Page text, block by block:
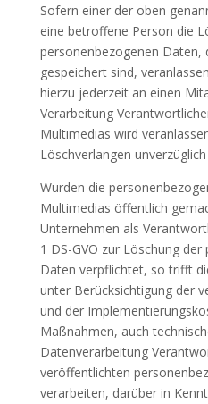
Sofern einer der oben
eine betroffene Person die
personenbezogenen Daten,
gespeichert sind,
hierzu jederzeit an einen
Verarbeitung
Multimedias wird
Löschverlangen
Wurden die
Multimedias öffentlich
Unternehmen als
1 DS-GVO zur Löschung
Daten verpflichtet, so trifft
unter Berücksichtigung der
und der
Maßnahmen, auch
Datenverarbeitung
veröffentlichten
verarbeiten, darüber in